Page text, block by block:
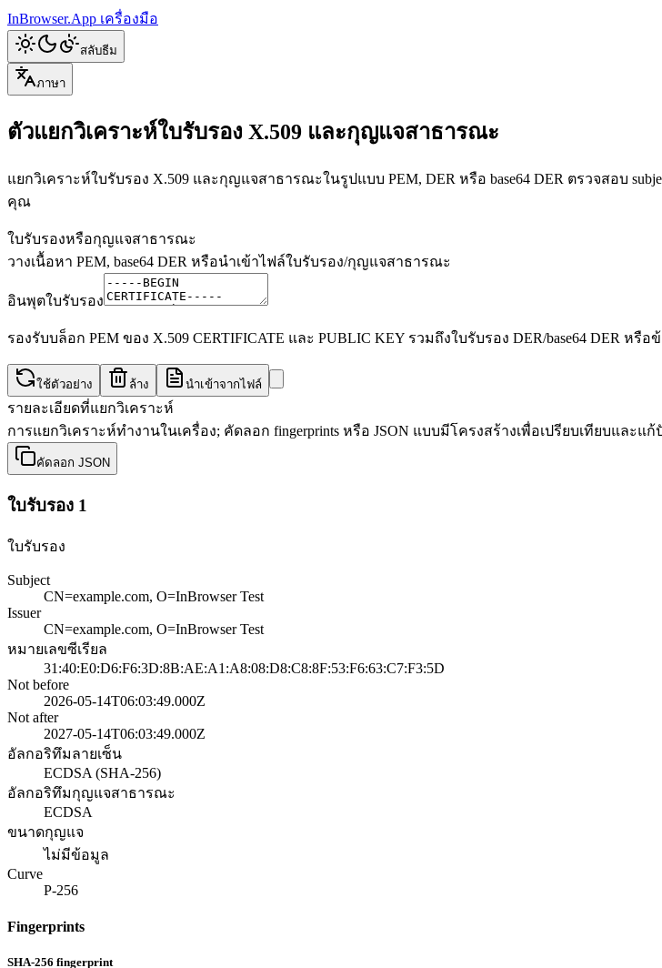
InBrowser.App เครื่องมือ
สลับธีม
ภาษา
ตัวแยกวิเคราะห์ใบรับรอง X.509 และกุญแจสาธารณะ
แยกวิเคราะห์ใบรับรอง X.509 และกุญแจสาธารณะในรูปแบบ PEM, DER หรือ base64 DER ตรวจสอบ
คุณ
ใบรับรองหรือกุญแจสาธารณะ
วางเนื้อหา PEM, base64 DER หรือนำเข้าไฟล์ใบรับรอง/กุญแจสาธารณะ
อินพุตใบรับรอง
รองรับบล็อก PEM ของ X.509 CERTIFICATE และ PUBLIC KEY รวมถึงใบรับรอง DER/base64 DER ห
ใช้ตัวอย่าง ล้าง นำเข้าจากไฟล์
รายละเอียดที่แยกวิเคราะห์
การแยกวิเคราะห์ทำงานในเครื่อง; คัดลอก fingerprints หรือ JSON แบบมีโครงสร้างเพื่อเปรียบเทียบและแ
คัดลอก JSON
ใบรับรอง 1
ใบรับรอง
Subject
CN=example.com, O=InBrowser Test
Issuer
CN=example.com, O=InBrowser Test
หมายเลขซีเรียล
31:40:E0:D6:F6:3D:8B:AE:A1:A8:08:D8:C8:8F:53:F6:63:C7:F3:5D
Not before
2026-05-14T06:03:49.000Z
Not after
2027-05-14T06:03:49.000Z
อัลกอริทึมลายเซ็น
ECDSA (SHA-256)
อัลกอริทึมกุญแจสาธารณะ
ECDSA
ขนาดกุญแจ
ไม่มีข้อมูล
Curve
P-256
Fingerprints
SHA-256 fingerprint